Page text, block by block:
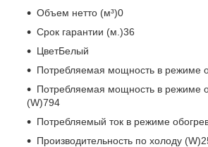
Объем нетто (м³)0
Срок гарантии (м.)36
ЦветБелый
Потребляемая мощность в режиме
Потребляемая мощность в режиме
(W)794
Потребляемый ток в режиме
Производительность по холоду